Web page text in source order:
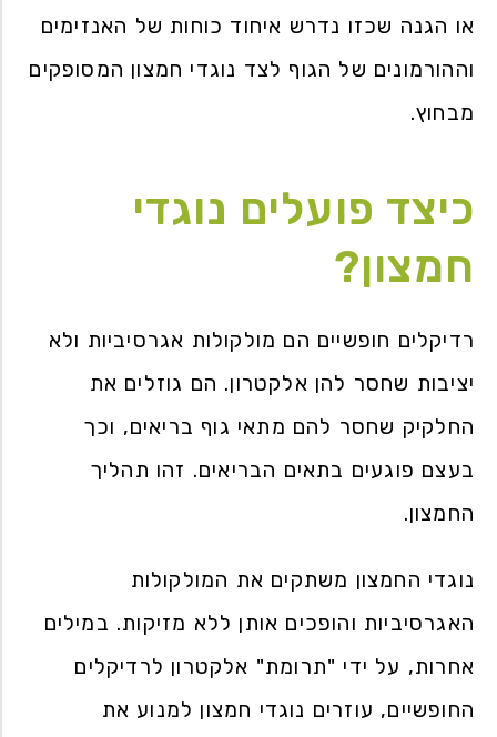
או הגנה שכזו נדרש איחוד כוחות של האנזימים
וההורמונים של הגוף לצד נוגדי חמצון המסופקים
מבחוץ.
כיצד פועלים נוגדי
חמצון?
רדיקלים חופשיים הם מולקולות אגרסיביות ולא
יציבות שחסר להן אלקטרון. הם גוזלים את
החלקיק שחסר להם מתאי גוף בריאים, וכך
בעצם פוגעים בתאים הבריאים. זהו תהליך
החמצון.
נוגדי החמצון משתקים את המולקולות
האגרסיביות והופכים אותן ללא מזיקות. במילים
אחרות, על ידי "תרומת" אלקטרון לרדיקלים
החופשיים, עוזרים נוגדי חמצון למנוע את